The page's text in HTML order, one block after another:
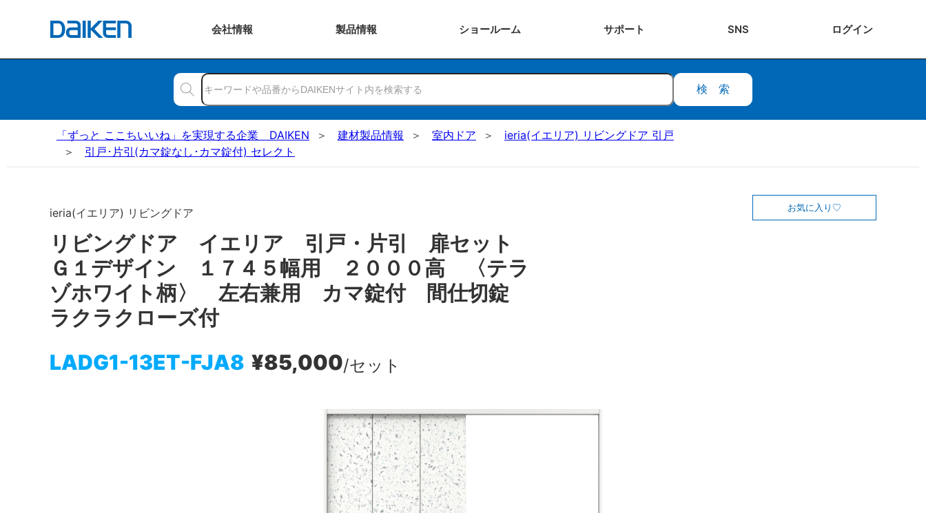
会社情報 製品情報 ショールーム サポート SNS ログイン
検索
「ずっと ここちいいね」を実現する企業 DAIKEN 建材製品情報 室内ドア
ieria(イエリア) リビングドア 引戸
引戸･片引(カマ錠なし･カマ錠付) セレクト
ieria(イエリア) リビングドア
リビングドア イエリア 引戸・片引 扉セット
Ｇ１デザイン １７４５幅用 ２０００高 〈テラ
ゾホワイト柄〉 左右兼用 カマ錠付 間仕切錠
ラクラクローズ付
LADG1-13ET-FJA8 ¥85,000/セット
お気に入り